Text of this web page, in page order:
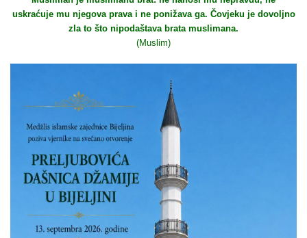
uskraćuje mu njegova prava i ne ponižava ga. Čovjeku je dovoljno
zla to što nipodaštava brata muslimana.
(Muslim)